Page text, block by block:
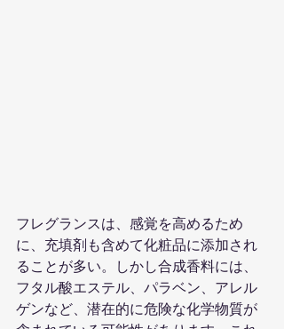
フレグランスは、感覚を高めるため
に、充填剤も含めて化粧品に添加され
ることが多い。しかし合成香料には、
フタル酸エステル、パラベン、アレル
ゲンなど、潜在的に危険な化学物質が